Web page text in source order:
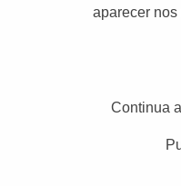
aparecer
Continua